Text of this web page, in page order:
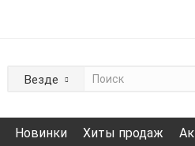
Везде
Новинки Хиты продаж